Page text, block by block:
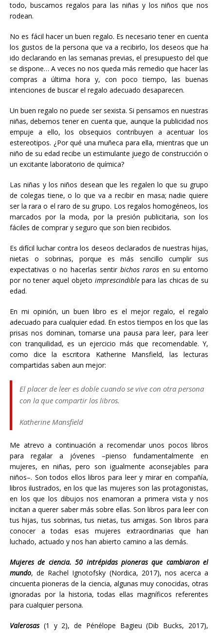
todo, buscamos regalos para las niñas y los niños que nos
rodean.
No es fácil hacer un buen regalo. Es necesario tener en cuenta
los gustos de la persona que va a recibirlo, los deseos que ha
ido declarando en las semanas previas, el presupuesto del que
se dispone… A veces no nos queda más remedio que hacer las
compras a última hora y, con poco tiempo, las buenas
intenciones de buscar el regalo adecuado desaparecen.
Un buen regalo no puede ser sexista. Si pensamos en nuestras
niñas, debemos tener en cuenta que, aunque la publicidad nos
empuje a ello, los obsequios contribuyen a acentuar los
estereotipos. ¿Por qué una muñeca para ella, mientras que un
niño de su edad recibe un estimulante juego de construcción o
un excitante laboratorio de química?
Las niñas y los niños desean que les regalen lo que su grupo
de colegas tiene, o lo que va a recibir en masa; nadie quiere
ser la rara o el raro de su grupo. Los regalos homogéneos, los
marcados por la moda, por la presión publicitaria, son los
fáciles de comprar y seguro que son bien recibidos.
Es difícil luchar contra los deseos declarados de nuestras hijas,
nietas o sobrinas, porque es más sencillo cumplir sus
expectativas o no hacerlas sentir bichos raros en su entorno
por no tener aquel objeto imprescindiblepara las chicas de su
edad.
En mi opinión, un buen libro es el mejor regalo, el regalo
adecuado para cualquier edad. En estos tiempos en los que las
prisas nos dominan, tomarse una pausa para leer, para leer
con tranquilidad, es un ejercicio más que recomendable. Y,
como dice la escritora Katherine Mansfield, las lecturas
compartidas saben aun mejor:
El placer de leer es doble cuando se vive con otra persona
con la que compartir los libros.
Katherine Mansfield
Me atrevo a continuación a recomendar unos pocos libros
para regalar a jóvenes –pienso fundamentalmente en
mujeres, en niñas, pero son igualmente aconsejables para
niños–. Son todos ellos libros para leer y mirar en compañía,
libros ilustrados, en los que las mujeres son las protagonistas,
en los que los dibujos nos enamoran a primera vista y nos
incitan a querer saber más sobre ellas. Son libros para leer con
tus hijas, tus sobrinas, tus nietas, tus amigas. Son libros para
conocer a todas esas mujeres extraordinarias que han
luchado, actuado y nos han abierto camino a las demás.
Mujeres de ciencia. 50 intrépidas pioneras que cambiaron el
mundo, de Rachel Ignotofsky (Nordica, 2017), nos acerca a
cincuenta pioneras de la ciencia, algunas muy conocidas, otras
ignoradas por la historia, todas ellas magníficos referentes
para cualquier persona.
Valerosas(1 y 2), de Pénélope Bagieu (Dib Bucks, 2017),